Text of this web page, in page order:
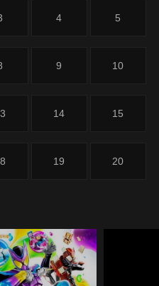
4 5
9 10
14 15
19 20